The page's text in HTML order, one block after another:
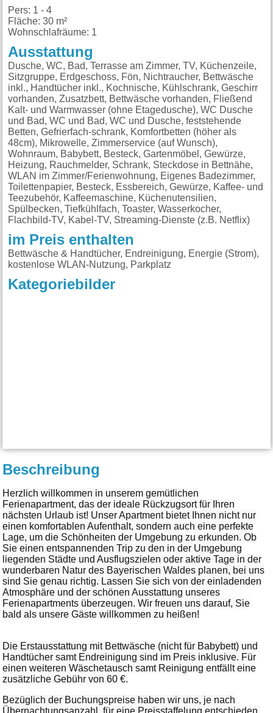
Pers: 1 - 4
Fläche: 30 m²
Wohnschlafräume: 1
Ausstattung
Dusche, WC, Bad, Terrasse am Zimmer, TV, Küchenzeile, Sitzgruppe, Erdgeschoss, Fön, Nichtraucher, Bettwäsche inkl., Handtücher inkl., Kochnische, Kühlschrank, Geschirr vorhanden, Zusatzbett, Bettwäsche vorhanden, Fließend Kalt- und Warmwasser (ohne Etagedusche), WC Dusche und Bad, WC und Bad, WC und Dusche, feststehende Betten, Gefrierfach-schrank, Komfortbetten (höher als 48cm), Mikrowelle, Zimmerservice (auf Wunsch), Wohnraum, Babybett, Besteck, Gartenmöbel, Gewürze, Heizung, Rauchmelder, Schrank, Steckdose in Bettnähe, WLAN im Zimmer/Ferienwohnung, Eigenes Badezimmer, Toilettenpapier, Besteck, Essbereich, Gewürze, Kaffee- und Teezubehör, Kaffeemaschine, Küchenutensilien, Spülbecken, Tiefkühlfach, Toaster, Wasserkocher, Flachbild-TV, Kabel-TV,
im Preis enthalten
Bettwäsche & Handtücher, Endreinigung, Energie (Strom),
kostenlose WLAN-Nutzung, Parkplatz
Kategoriebilder
Beschreibung
Herzlich willkommen in unserem gemütlichen
Ferienapartment, das der ideale Rückzugsort für Ihren
nächsten Urlaub ist! Unser Apartment bietet Ihnen nicht nur
einen komfortablen Aufenthalt, sondern auch eine perfekte
Lage, um die Schönheiten der Umgebung zu erkunden. Ob
Sie einen entspannenden Trip zu den in der Umgebung
liegenden Städte und Ausflugszielen oder aktive Tage in der
wunderbaren Natur des Bayerischen Waldes planen, bei uns
sind Sie genau richtig. Lassen Sie sich von der einladenden
Atmosphäre und der schönen Ausstattung unseres
Ferienapartments überzeugen. Wir freuen uns darauf, Sie
bald als unsere Gäste willkommen zu heißen!
Die Erstausstattung mit Bettwäsche (nicht für Babybett) und
Handtücher samt Endreinigung sind im Preis inklusive. Für
einen weiteren Wäschetausch samt Reinigung entfällt eine
zusätzliche Gebühr von 60 €.
Bezüglich der Buchungspreise haben wir uns, je nach
Übernachtungsanzahl, für eine Preisstaffelung entschieden.